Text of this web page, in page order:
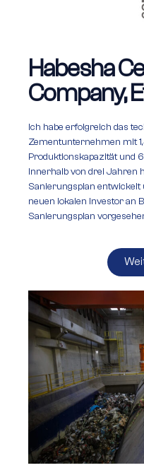
Habesha
Company,
Ich habe erfolgreich das
Zementunternehmen mit
Produktionskapazität und
Innerhalb von drei Jahren
Sanierungsplan entwickelt
neuen lokalen Investor an
Sanierungsplan